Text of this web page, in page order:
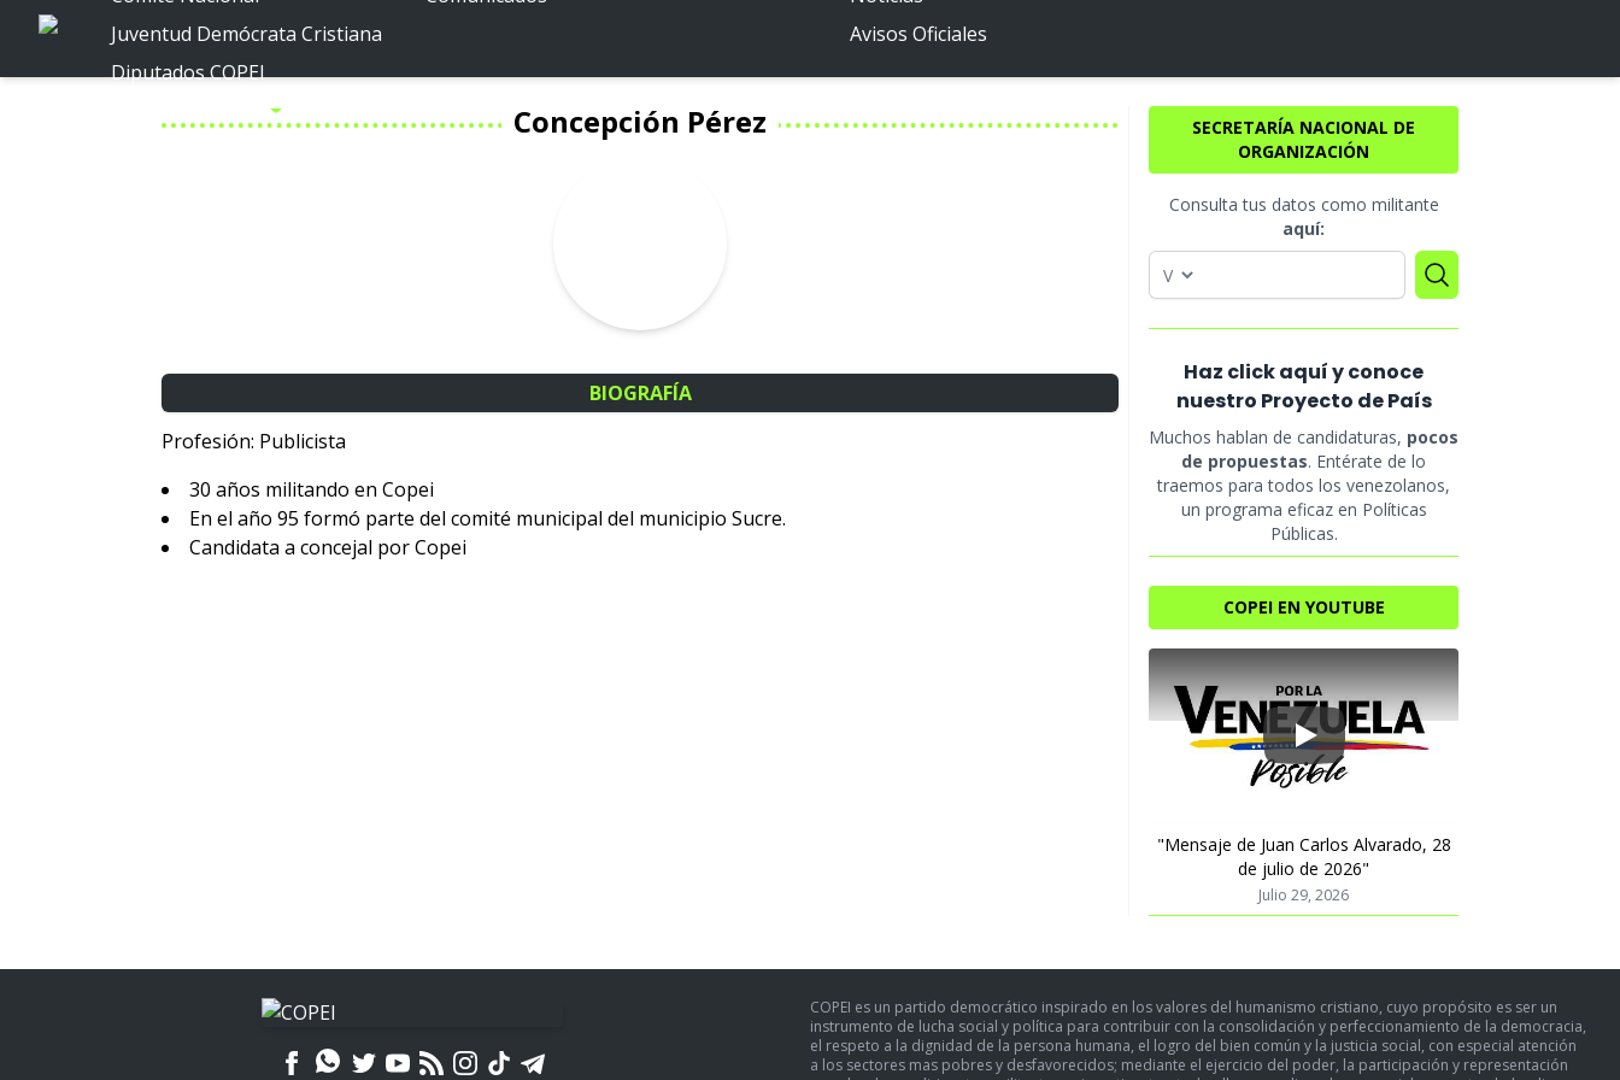
Juventud Demócrata Cristiana
Diputados COPEI
Avisos Oficiales
Concepción Pérez
BIOGRAFÍA
Profesión: Publicista
30 años militando en Copei
En el año 95 formó parte del comité municipal del municipio Sucre.
Candidata a concejal por Copei
SECRETARÍA NACIONAL DE
ORGANIZACIÓN
Consulta tus datos como militante
aquí:
Haz click aquí y conoce
nuestro Proyecto de País
Muchos hablan de candidaturas, pocos
de propuestas. Entérate de lo
traemos para todos los venezolanos,
un programa eficaz en Políticas
Públicas.
COPEI EN YOUTUBE
Play
"Mensaje de Juan Carlos Alvarado, 28
de julio de 2026"
Julio 29, 2026
COPEI es un partido democrático inspirado en los valores del humanismo cristiano, cuyo propósito es ser un
instrumento de lucha social y política para contribuir con la consolidación y perfeccionamiento de la democracia,
el respeto a la dignidad de la persona humana, el logro del bien común y la justicia social, con especial atención
a los sectores mas pobres y desfavorecidos; mediante el ejercicio del poder, la participación y representación